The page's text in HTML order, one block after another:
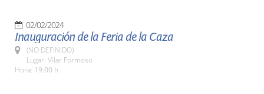
02/02/2024
Inauguración de la Feria de la Caza
(NO DEFINIDO)
Lugar: Vilar Formoso
Hora: 19:00 h.